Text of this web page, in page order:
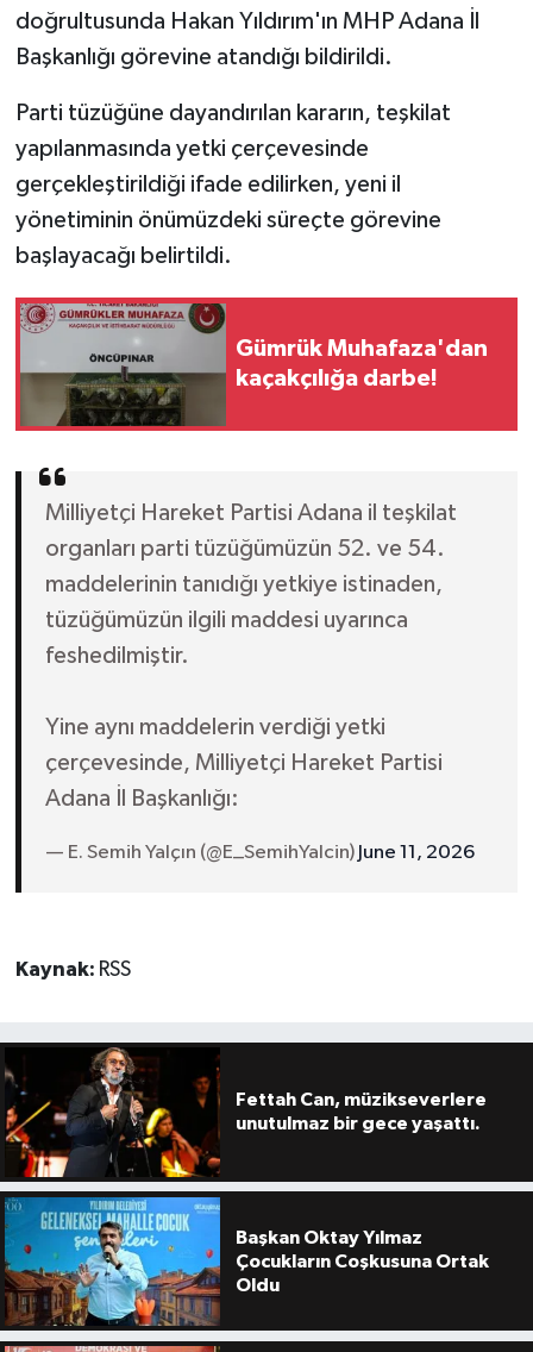
doğrultusunda Hakan Yıldırım'ın MHP Adana İl
Başkanlığı görevine atandığı bildirildi.
Parti tüzüğüne dayandırılan kararın, teşkilat
yapılanmasında yetki çerçevesinde
gerçekleştirildiği ifade edilirken, yeni il
yönetiminin önümüzdeki süreçte görevine
başlayacağı belirtildi.
Gümrük Muhafaza'dan
kaçakçılığa darbe!
Milliyetçi Hareket Partisi Adana il teşkilat
organları parti tüzüğümüzün 52. ve 54.
maddelerinin tanıdığı yetkiye istinaden,
tüzüğümüzün ilgili maddesi uyarınca
feshedilmiştir.
Yine aynı maddelerin verdiği yetki
çerçevesinde, Milliyetçi Hareket Partisi
Adana İl Başkanlığı:
— E. Semih Yalçın (@E_SemihYalcin) June 11, 2026
Kaynak: RSS
Fettah Can, müzikseverlere
unutulmaz bir gece yaşattı.
Başkan Oktay Yılmaz
Çocukların Coşkusuna Ortak
Oldu